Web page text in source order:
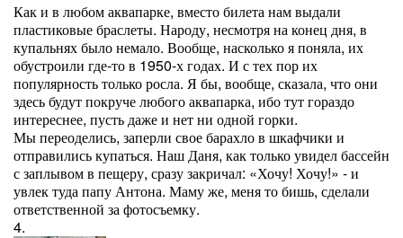
Как и в любом аквапарке, вместо билета нам выдали
пластиковые браслеты. Народу, несмотря на конец дня, в
купальнях было немало. Вообще, насколько я поняла, их
обустроили где-то в 1950-х годах. И с тех пор их
популярность только росла. Я бы, вообще, сказала, что они
здесь будут покруче любого аквапарка, ибо тут гораздо
интереснее, пусть даже и нет ни одной горки.
Мы переоделись, заперли свое барахло в шкафчики и
отправились купаться. Наш Даня, как только увидел бассейн
с заплывом в пещеру, сразу закричал: «Хочу! Хочу!» - и
увлек туда папу Антона. Маму же, меня то бишь, сделали
ответственной за фотосъемку.
4.